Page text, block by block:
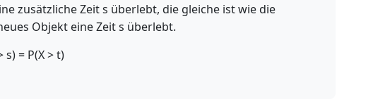
zusätzliche Zeit s überlebt, die gleiche ist wie die
Objekt eine Zeit s überlebt.
= P(X > t)